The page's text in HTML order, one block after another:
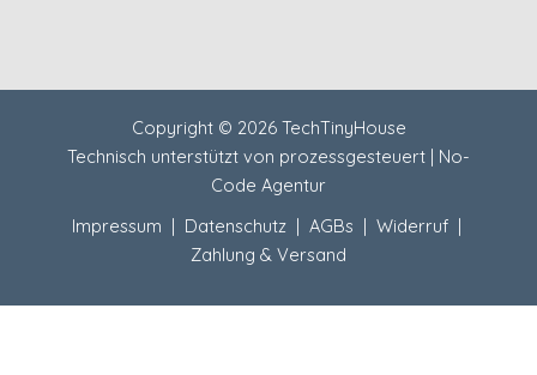
Copyright © 2026 TechTinyHouse
Technisch unterstützt von prozessgesteuert | No-
Code Agentur
Impressum
Datenschutz| AGBs Widerruf|
Zahlung & Versand